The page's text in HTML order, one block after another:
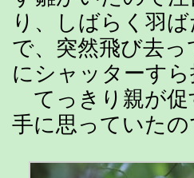
り、しばらく羽
で、突然飛び去
にシャッターすら
てっきり親が促
手に思っていた